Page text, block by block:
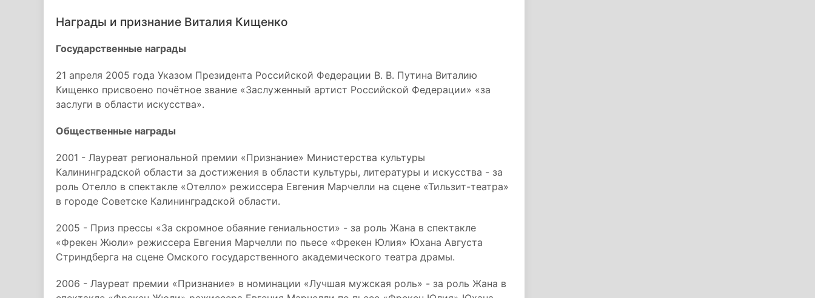
Награды и признание Виталия Кищенко
Государственные награды
21 апреля 2005 года Указом Президента Российской Федерации В. В. Путина Виталию
Кищенко присвоено почётное звание «Заслуженный артист Российской Федерации» «за
заслуги в области искусства».
Общественные награды
2001 - Лауреат региональной премии «Признание» Министерства культуры
Калининградской области за достижения в области культуры, литературы и искусства - за
роль Отелло в спектакле «Отелло» режиссера Евгения Марчелли на сцене «Тильзит-театра»
в городе Советске Калининградской области.
2005 - Приз прессы «За скромное обаяние гениальности» - за роль Жана в спектакле
«Фрекен Жюли» режиссера Евгения Марчелли по пьесе «Фрекен Юлия» Юхана Августа
Стриндберга на сцене Омского государственного академического театра драмы.
2006 - Лауреат премии «Признание» в номинации «Лучшая мужская роль» - за роль Жана в